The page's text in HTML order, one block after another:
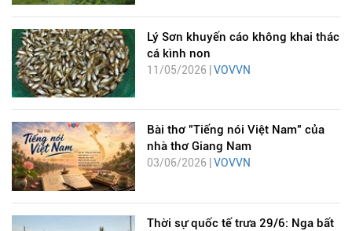
Lý Sơn khuyến cáo không khai thác
cá kình non
11/05/2026 |VOVVN
Bài thơ "Tiếng nói Việt Nam" của
nhà thơ Giang Nam
03/06/2026 | VOVVN
Thời sự quốc tế trưa 29/6: Nga bất